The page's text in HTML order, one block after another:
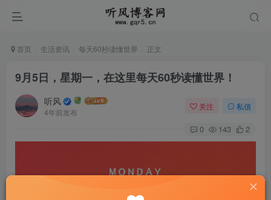
首页 生活资讯 每天60秒读懂世界 正文
9月5日，星期一，在这里每天60秒读懂世界！
听风
4年前发布
关注 私信
0 143 2